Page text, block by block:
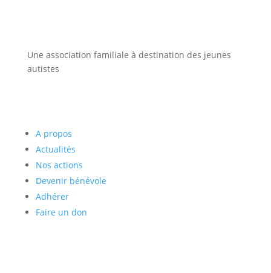
Une association familiale à destination des jeunes
autistes
A propos
Actualités
Nos actions
Devenir bénévole
Adhérer
Faire un don